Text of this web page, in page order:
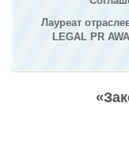
Лауреат
LEGAL PR